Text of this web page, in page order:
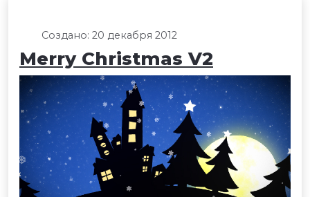
Создано: 20 декабря 2012
Merry Christmas V2